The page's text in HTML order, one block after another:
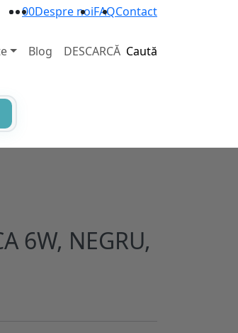
00Despre noiFAQContact
Blog DESCARCĂ Caută
6W, NEGRU,